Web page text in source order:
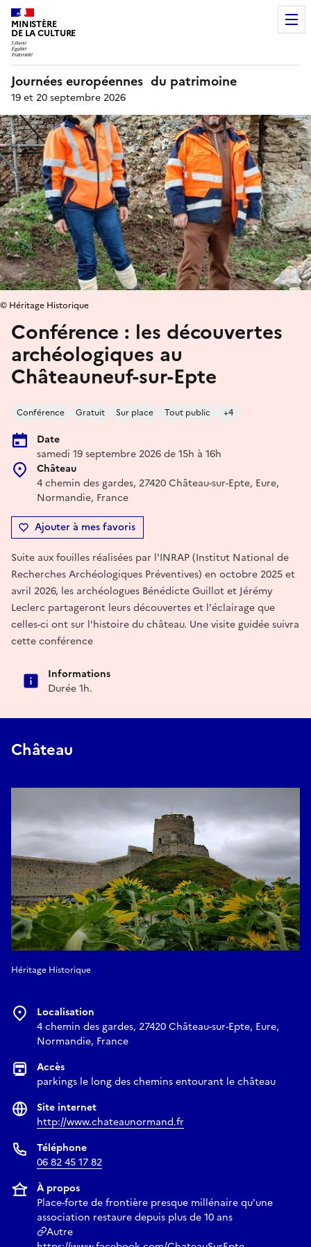
MINISTÈRE
DE LA CULTURE
Journées européennes du patrimoine
19 et 20 septembre 2026
Conférence : les découvertes
archéologiques au
Châteauneuf-sur-Epte
Conférence Gratuit Sur place Tout public +4
Date
samedi 19 septembre 2026 de 15h à 16h
Château
4 chemin des gardes, 27420 Château-sur-Epte, Eure,
Normandie, France
Ajouter à mes favoris
© Héritage Historique
Suite aux fouilles réalisées par l'INRAP (Institut National de
Recherches Archéologiques Préventives) en octobre 2025 et
avril 2026, les archéologues Bénédicte Guillot et Jérémy
Leclerc partageront leurs découvertes et l'éclairage que
celles-ci ont sur l'histoire du château. Une visite guidée suivra
cette conférence
Informations
Durée 1h.
Château
Héritage Historique
Localisation
4 chemin des gardes, 27420 Château-sur-Epte, Eure,
Normandie, France
Accès
parkings le long des chemins entourant le château
Site internet
http://www.chateaunormand.fr
Téléphone
06 82 45 17 82
À propos
Place-forte de frontière presque millénaire qu'une
association restaure depuis plus de 10 ans
Autre